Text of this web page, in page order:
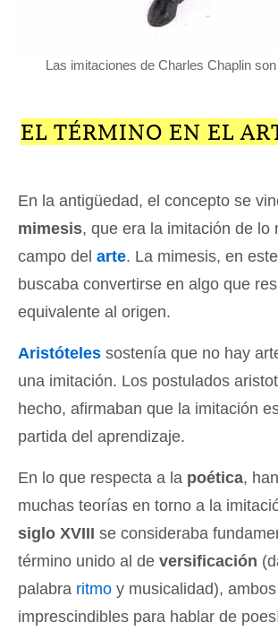
Las imitaciones de Charles Chaplin
EL TÉRMINO EN EL
En la antigüedad, el concepto se
mimesis, que era la imitación de lo
campo del arte. La mimesis, en
buscaba convertirse en algo que
equivalente al origen.
Aristóteles sostenía que no hay
una imitación. Los postulados
hecho, afirmaban que la imitación
partida del aprendizaje.
En lo que respecta a la poética,
muchas teorías en torno a la
siglo XVIII se consideraba
término unido al de versificación
palabra ritmo y musicalidad),
imprescindibles para hablar de